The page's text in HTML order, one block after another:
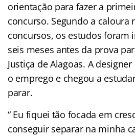
orientação para fazer a
concurso. Segundo a caloura
concursos, os estudos foram
seis meses antes da prova
Justiça de Alagoas. A
o emprego e chegou a
parar.
“ Eu fiquei tão focada em
conseguir separar na minha